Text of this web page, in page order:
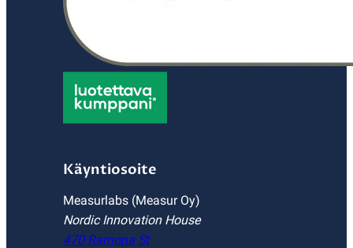
Käyntiosoite
Measurlabs (Measur Oy)
Nordic Innovation House
470 Ramona St